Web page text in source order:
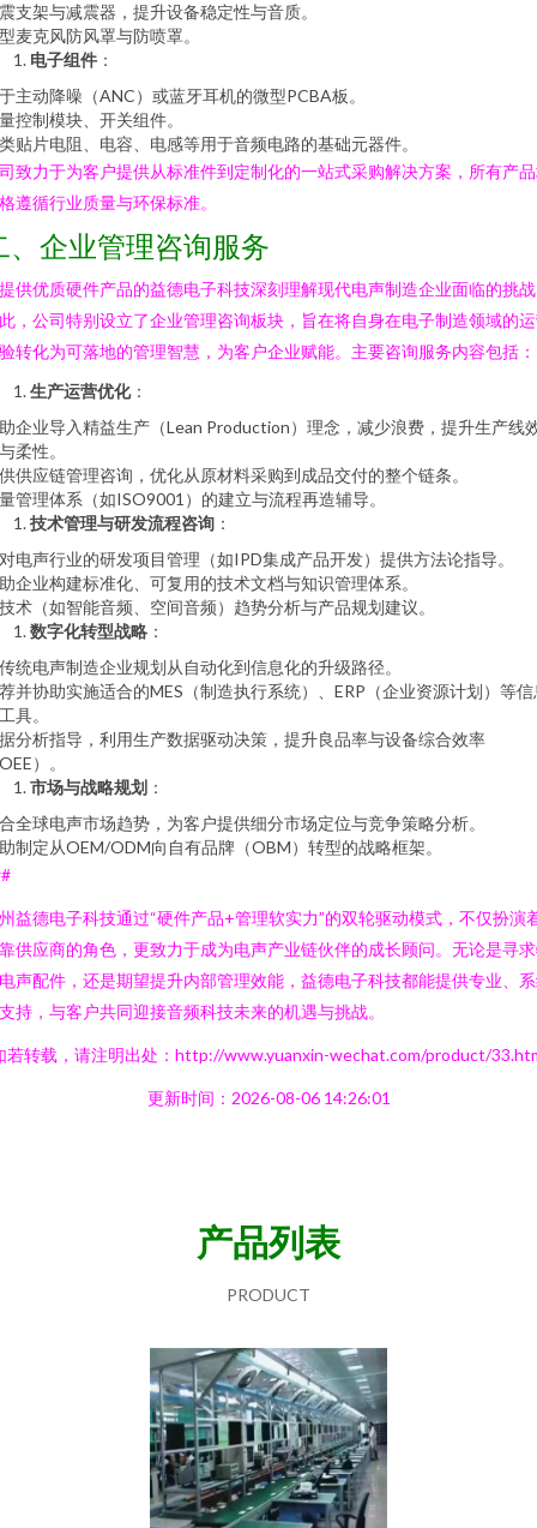
支架与减震器，提升设备稳定性与音质。
麦克风防风罩与防喷罩。
电子组件 ：
主动降噪（ANC）或蓝牙耳机的微型PCBA板。
控制模块、开关组件。
贴片电阻、电容、电感等用于音频电路的基础元器件。
致力于为客户提供从标准件到定制化的一站式采购解决方案，所有产
遵循行业质量与环保标准。
、企业管理咨询服务
供优质硬件产品的益德电子科技深刻理解现代电声制造企业面临的挑
，公司特别设立了企业管理咨询板块，旨在将自身在电子制造领域的
转化为可落地的管理智慧，为客户企业赋能。主要咨询服务内容包括：
生产运营优化：
企业导入精益生产（Lean Production）理念，减少浪费，提升生产线
柔性。
供应链管理咨询，优化从原材料采购到成品交付的整个链条。
管理体系（如ISO9001）的建立与流程再造辅导。
技术管理与研发流程咨询 ：
电声行业的研发项目管理（如IPD集成产品开发）提供方法论指导。
企业构建标准化、可复用的技术文档与知识管理体系。
术（如智能音频、空间音频）趋势分析与产品规划建议。
数字化转型战略 ：
统电声制造企业规划从自动化到信息化的升级路径。
并协助实施适合的MES（制造执行系统）、ERP（企业资源计划）等信
具。
分析指导，利用生产数据驱动决策，提升良品率与设备综合效率
）。
市场与战略规划 ：
全球电声市场趋势，为客户提供细分市场定位与竞争策略分析。
制定从OEM/ODM向自有品牌（OBM）转型的战略框架。
益德电子科技通过“硬件产品+管理软实力”的双轮驱动模式，不仅扮演
供应商的角色，更致力于成为电声产业链伙伴的成长顾问。无论是寻
声配件，还是期望提升内部管理效能，益德电子科技都能提供专业、
持，与客户共同迎接音频科技未来的机遇与挑战。
若转载，请注明出处：http://www.yuanxin-wechat.com/product/
更新时间：2026-08-06 14:26:01
产品列表
PRODUCT